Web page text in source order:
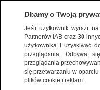
USA
Wiosną
Dbamy o Twoją
Jeśli użytkownik wyrazi
Partnerów IAB oraz30
użytkownika i uzyskiwać
przeglądania. Odbywa
przeglądania
się przetwarzaniu w
plików cookie i reklam”.